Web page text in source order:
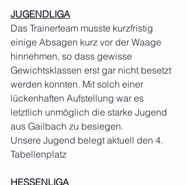
JUGENDLIGA
Das Trainerteam musste kurzfristig
einige Absagen kurz vor der Waage
hinnehmen, so dass gewisse
Gewichtsklassen erst gar nicht besetzt
werden konnten. Mit solch einer
lückenhaften Aufstellung war es
letztlich unmöglich die starke Jugend
aus Gailbach zu besiegen.
Unsere Jugend belegt aktuell den 4.
Tabellenplatz
HESSENLIGA